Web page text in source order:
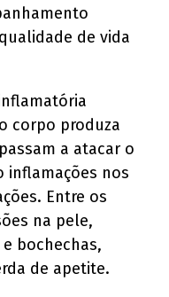
de vida
corpo produza
a atacar o
inflamações nos
Entre os
na pele,
bochechas,
de apetite.